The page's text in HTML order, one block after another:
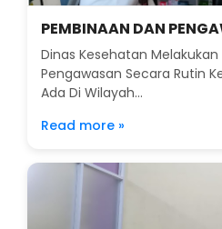
PEMBINAAN DAN
Dinas Kesehatan
Pengawasan Secara Rutin
Ada Di Wilayah...
Read more »